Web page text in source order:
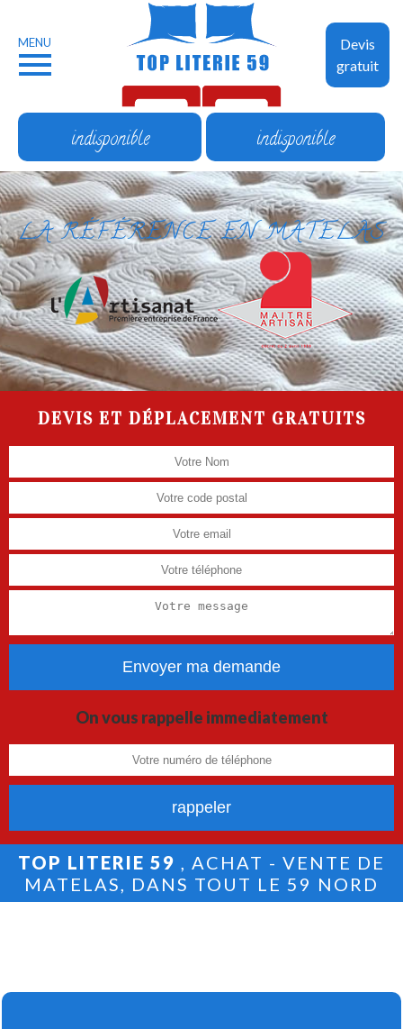
Devis
gratuit
MENU
indisponible indisponible
LA RÉFÉRENCE EN MATELAS
DEVIS ET DÉPLACEMENT GRATUITS
On vous rappelle immediatement
TOP LITERIE 59 , ACHAT - VENTE DE
MATELAS, DANS TOUT LE 59 NORD